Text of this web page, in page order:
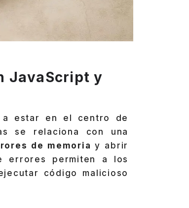
JavaScript y
a estar en el centro de
se relaciona con una
de memoria y abrir
errores permiten a los
código malicioso